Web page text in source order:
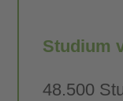
Studium
48.500